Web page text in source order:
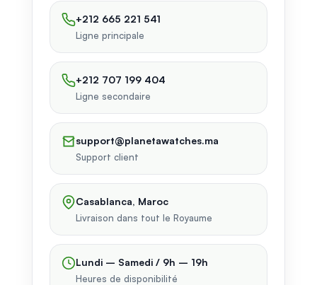
+212 665 221 541
Ligne principale
+212 707 199 404
Ligne secondaire
support@planetawatches.ma
Support client
Casablanca, Maroc
Livraison dans tout le Royaume
Lundi – Samedi / 9h – 19h
Heures de disponibilité